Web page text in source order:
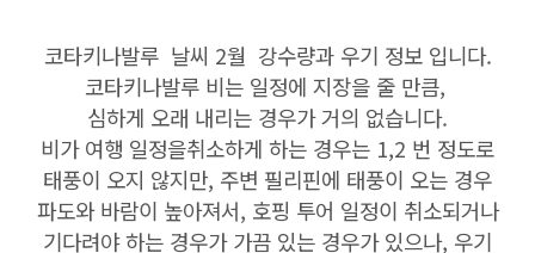
코타키나발루 날씨 2월 강수량과 우기 정보 입니다.
코타키나발루 비는 일정에 지장을 줄 만큼,
심하게 오래 내리는 경우가 거의 없습니다.
비가 여행 일정을취소하게 하는 경우는 1,2 번 정도로
태풍이 오지 않지만, 주변 필리핀에 태풍이 오는 경우
파도와 바람이 높아져서, 호핑 투어 일정이 취소되거나
기다려야 하는 경우가 가끔 있는 경우가 있으나, 우기